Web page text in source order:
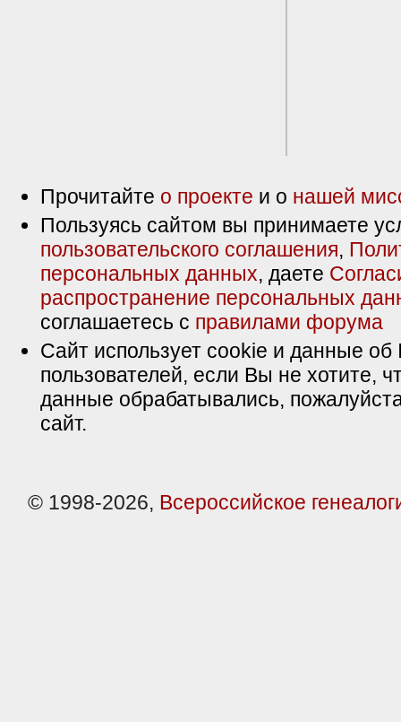
Прочитайте о проекте и о нашей
Пользуясь сайтом вы принимаете
пользовательского соглашения,
персональных данных, даете
распространение персональных
соглашаетесь с правилами форума
Сайт использует cookie и данные об
пользователей, если Вы не хотите,
данные обрабатывались,
сайт.
© 1998-2026, Всероссийское